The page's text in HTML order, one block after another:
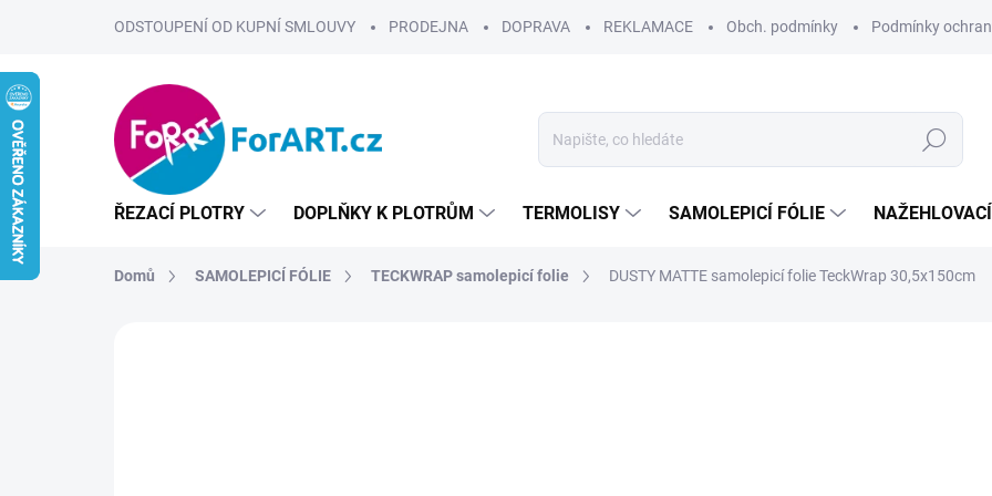
ODSTOUPENÍ OD KUPNÍ SMLOUVY PRODEJNA DOPRAVA REKLAMACE Obch. podmínky Podmínky
Hledat
ŘEZACÍ PLOTRY DOPLŇKY K PLOTRŮM TERMOLISY SAMOLEPICÍ FÓLIE
Domů SAMOLEPICÍ FÓLIE TECKWRAP samolepicí folie DUSTY MATTE samolepicí folie TeckWrap 30,5x150cm